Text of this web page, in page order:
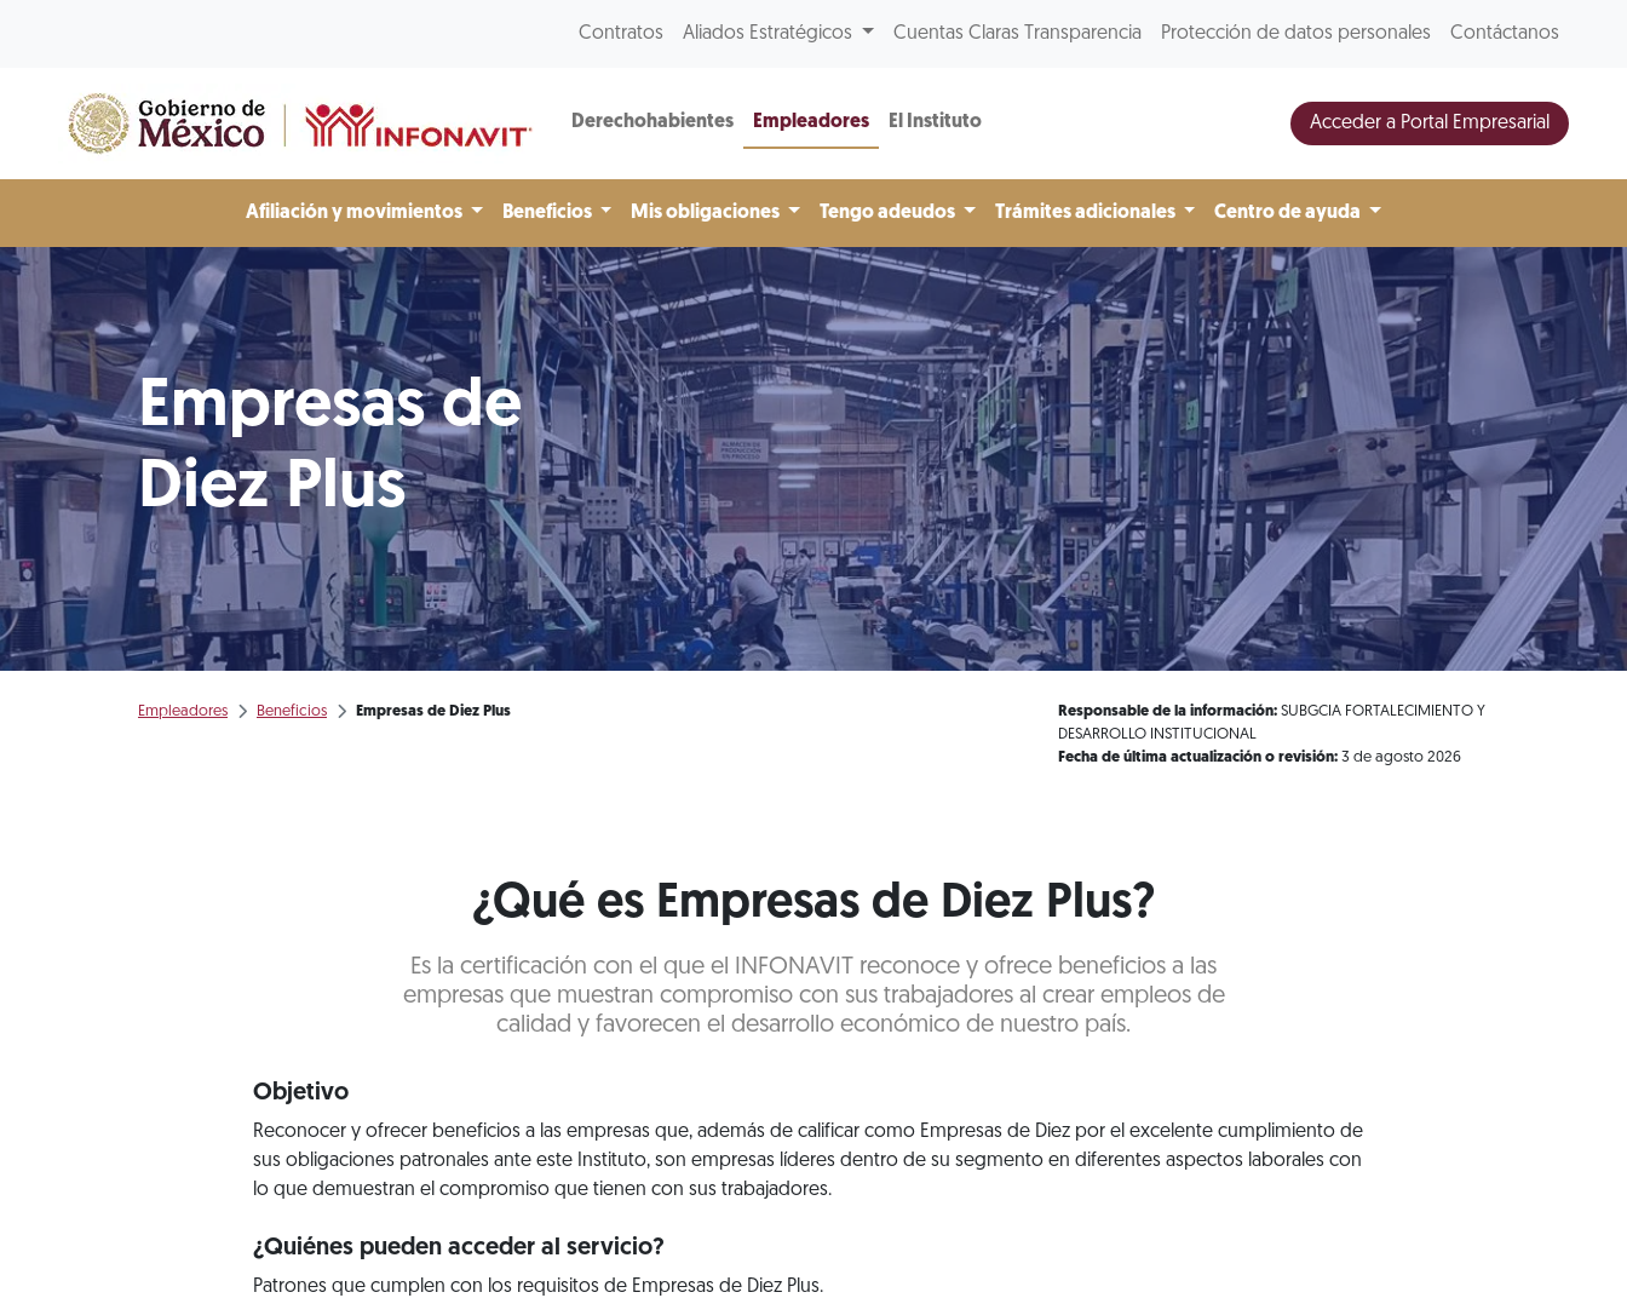
Contratos Aliados Estratégicos Cuentas Claras Transparencia Protección de datos personales Contáctanos
Derechohabientes Empleadores El Instituto Acceder a Portal Empresarial
Afiliación y movimientos Beneficios Mis obligaciones Tengo adeudos Trámites adicionales Centro de ayuda
Empresas de
Diez Plus
Empleadores Beneficios Empresas de Diez Plus Responsable de la información: SUBGCIA FORTALECIMIENTO Y
DESARROLLO INSTITUCIONAL
Fecha de última actualización o revisión: 3 de agosto 2026
¿Qué es Empresas de Diez Plus?
Es la certificación con el que el INFONAVIT reconoce y ofrece beneficios a las
empresas que muestran compromiso con sus trabajadores al crear empleos de
calidad y favorecen el desarrollo económico de nuestro país.
Objetivo
Reconocer y ofrecer beneficios a las empresas que, además de calificar como Empresas de Diez por el excelente cumplimiento de
sus obligaciones patronales ante este Instituto, son empresas líderes dentro de su segmento en diferentes aspectos laborales con
lo que demuestran el compromiso que tienen con sus trabajadores.
¿Quiénes pueden acceder al servicio?
Patrones que cumplen con los requisitos de Empresas de Diez Plus.